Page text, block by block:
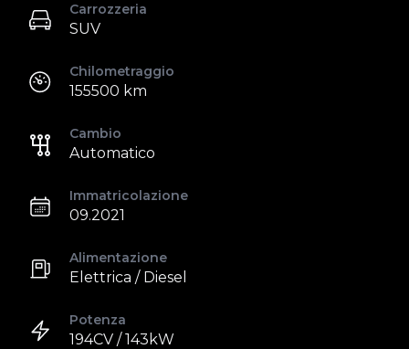
Carrozzeria
SUV
Chilometraggio
155500 km
Cambio
Automatico
Immatricolazione
09.2021
Alimentazione
Elettrica / Diesel
Potenza
194CV / 143kW